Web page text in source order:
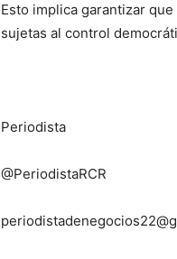
Esto implica garantizar
sujetas al control
Periodista
@PeriodistaRCR